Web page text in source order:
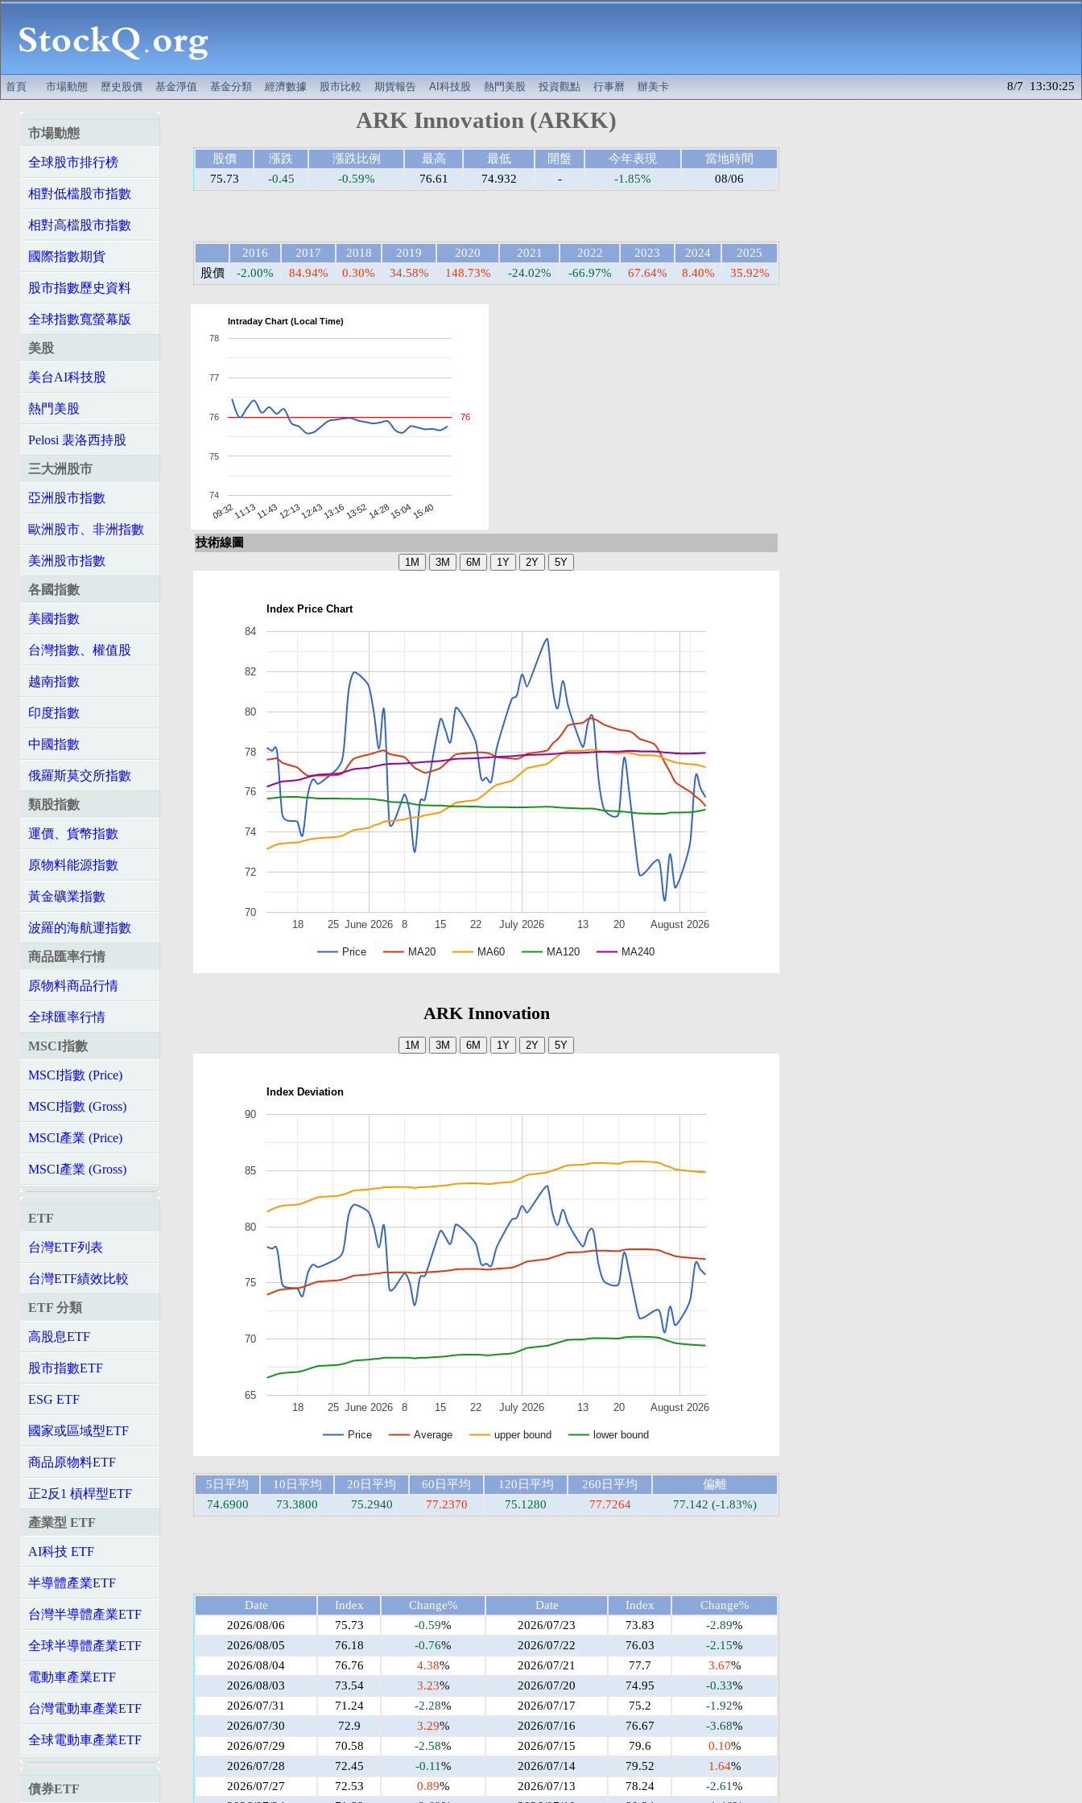
首頁 市場動態 歷史股價 基金淨值 基金分類 經濟數據 股市比較 期貨報告 AI科技股 熱門美股 投資觀點 行事曆 辦美卡 8/7 13:30:25
市場動態
全球股市排行榜
相對低檔股市指數
相對高檔股市指數
國際指數期貨
股市指數歷史資料
全球指數寬螢幕版
美股
美台AI科技股
熱門美股
Pelosi 裴洛西持股
三大洲股市
亞洲股市指數
歐洲股市、非洲指數
美洲股市指數
各國指數
美國指數
台灣指數、權值股
越南指數
印度指數
中國指數
俄羅斯莫交所指數
類股指數
運價、貨幣指數
原物料能源指數
黃金礦業指數
波羅的海航運指數
商品匯率行情
原物料商品行情
全球匯率行情
MSCI指數
MSCI指數 (Price)
MSCI指數 (Gross)
MSCI產業 (Price)
MSCI產業 (Gross)
ETF
台灣ETF列表
台灣ETF績效比較
ETF 分類
高股息ETF
股市指數ETF
ESG ETF
國家或區域型ETF
商品原物料ETF
正2反1 槓桿型ETF
產業型 ETF
AI科技 ETF
半導體產業ETF
台灣半導體產業ETF
全球半導體產業ETF
電動車產業ETF
台灣電動車產業ETF
全球電動車產業ETF
債券ETF
ARK Innovation (ARKK)
股價 漲跌 漲跌比例 最高 最低 開盤 今年表現
當地時間
75.73
-0.45 -0.59% 76.61 74.932 - -1.85% 08/06
2016 2017 2018 2019 2020 2021 2022 2023 2024
2025
股價
-2.00% 84.94% 0.30% 34.58% 148.73% -24.02% -66.97% 67.64% 8.40% 35.92%
Intraday Chart (Local Time)
09:3211:1311:4312:1312:4313:1613:5214:2815:0415:40
74
75
76
77
78
76
技術線圖
Index Price Chart
Price MA20 MA60 MA120 MA240
June 2026 July 2026 August 2026
18 25 8 15 22 13 20
70
72
74
76
78
80
82
84
ARK Innovation
Index Deviation
Price Average upper bound lower bound
June 2026 July 2026 August 2026
18 25 8 15 22 13 20
65
70
75
80
85
90
5日平均 10日平均 20日平均 60日平均 120日平均 260日平均
偏離
74.6900
73.3800 75.2940 77.2370 75.1280 77.7264 77.142 (-1.83%)
Date Index Change% Date Index
Change%
2026/08/06
75.73 -0.59% 2026/07/23 73.83 -2.89%
2026/08/05
76.18 -0.76% 2026/07/22 76.03 -2.15%
2026/08/04
76.76 4.38% 2026/07/21 77.7 3.67%
2026/08/03
73.54 3.23% 2026/07/20 74.95 -0.33%
2026/07/31
71.24 -2.28% 2026/07/17 75.2 -1.92%
2026/07/30
72.9 3.29% 2026/07/16 76.67 -3.68%
2026/07/29
70.58 -2.58% 2026/07/15 79.6 0.10%
2026/07/28
72.45 -0.11% 2026/07/14 79.52 1.64%
2026/07/27
72.53 0.89% 2026/07/13 78.24 -2.61%